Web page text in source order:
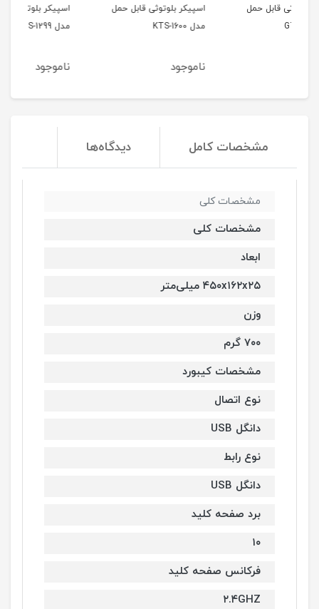
اسپیکر بلوتوثی قابل حمل
اسپیکر بلوتوثی قابل حمل
مشخصات کامل دیدگاه‌ها
مشخصات کلی
مشخصات کلی
ابعاد
۴۵۰x۱۶۲x۲۵ میلی‌متر
وزن
۷۰۰ گرم
مشخصات کیبورد
نوع اتصال
دانگل USB
نوع رابط
دانگل USB
برد صفحه کلید
۱۰
فرکانس صفحه کلید
۲.۴GHZ